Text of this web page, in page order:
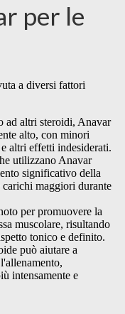
per le
a diversi fattori
ad altri steroidi, Anavar
alto, con minori
altri effetti indesiderati.
utilizzano Anavar
significativo della
maggiori durante
per promuovere la
muscolare, risultando
tonico e definito.
può aiutare a
intensamente e